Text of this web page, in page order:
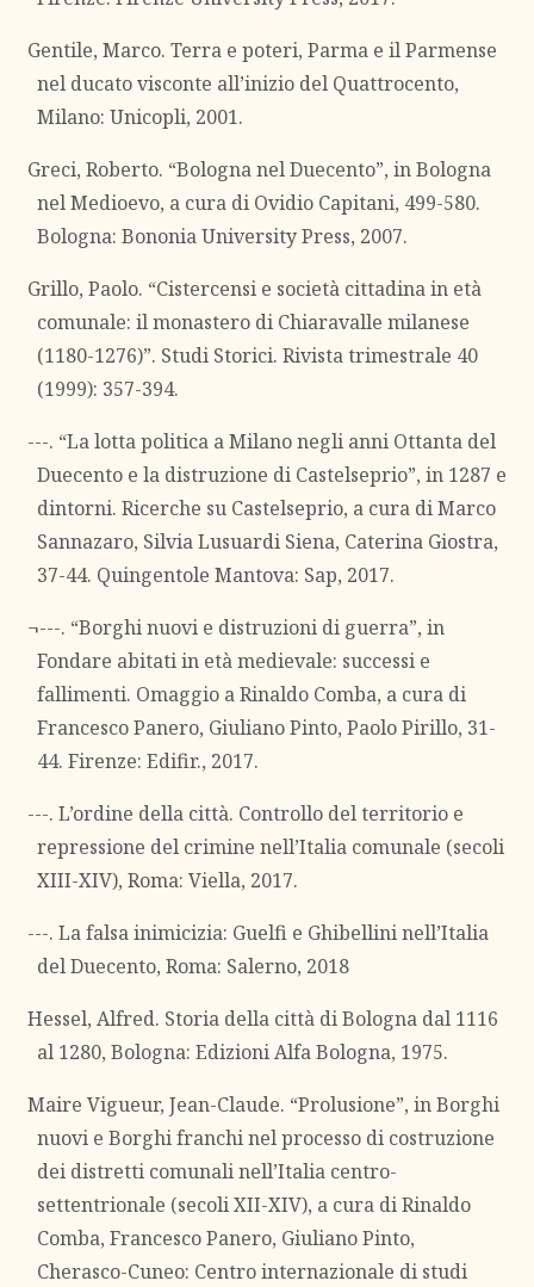
Gentile, Marco. Terra e poteri, Parma e il Parmense
nel ducato visconte all’inizio del Quattrocento,
Milano: Unicopli, 2001.
Greci, Roberto. “Bologna nel Duecento”, in Bologna
nel Medioevo, a cura di Ovidio Capitani, 499-580.
Bologna: Bononia University Press, 2007.
Grillo, Paolo. “Cistercensi e società cittadina in età
comunale: il monastero di Chiaravalle milanese
(1180-1276)”. Studi Storici. Rivista trimestrale 40
(1999): 357-394.
---. “La lotta politica a Milano negli anni Ottanta del
Duecento e la distruzione di Castelseprio”, in 1287 e
dintorni. Ricerche su Castelseprio, a cura di Marco
Sannazaro, Silvia Lusuardi Siena, Caterina Giostra,
37-44. Quingentole Mantova: Sap, 2017.
¬---. “Borghi nuovi e distruzioni di guerra”, in
Fondare abitati in età medievale: successi e
fallimenti. Omaggio a Rinaldo Comba, a cura di
Francesco Panero, Giuliano Pinto, Paolo Pirillo, 31-
44. Firenze: Edifir., 2017.
---. L’ordine della città. Controllo del territorio e
repressione del crimine nell’Italia comunale (secoli
XIII-XIV), Roma: Viella, 2017.
---. La falsa inimicizia: Guelfi e Ghibellini nell’Italia
del Duecento, Roma: Salerno, 2018
Hessel, Alfred. Storia della città di Bologna dal 1116
al 1280, Bologna: Edizioni Alfa Bologna, 1975.
Maire Vigueur, Jean-Claude. “Prolusione”, in Borghi
nuovi e Borghi franchi nel processo di costruzione
dei distretti comunali nell’Italia centro-
settentrionale (secoli XII-XIV), a cura di Rinaldo
Comba, Francesco Panero, Giuliano Pinto,
Cherasco-Cuneo: Centro internazionale di studi